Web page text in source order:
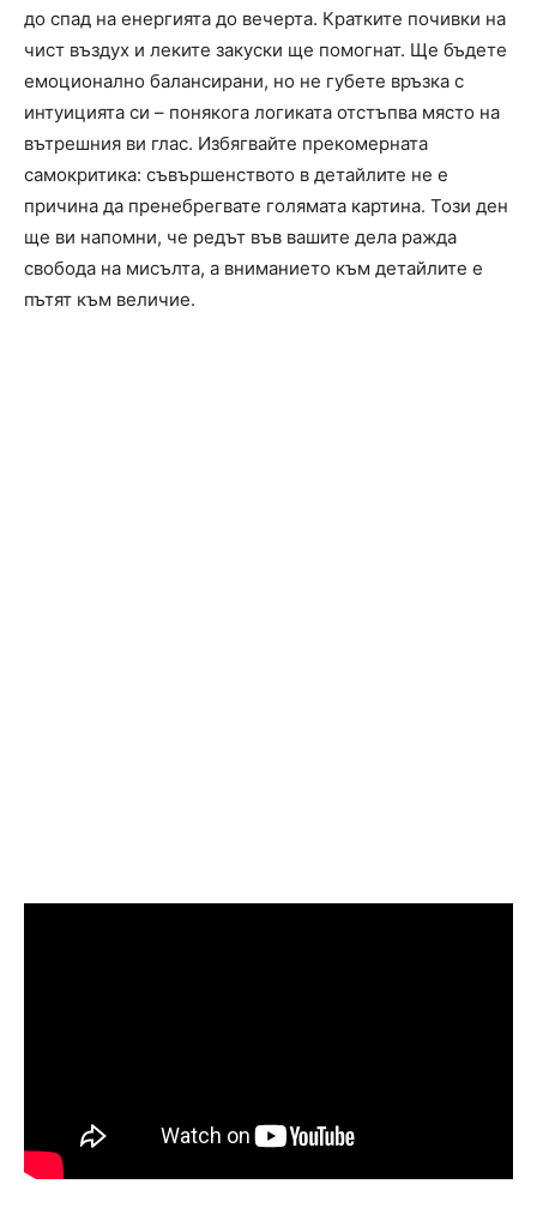
до спад на енергията до вечерта. Кратките почивки на
чист въздух и леките закуски ще помогнат. Ще бъдете
емоционално балансирани, но не губете връзка с
интуицията си – понякога логиката отстъпва място на
вътрешния ви глас. Избягвайте прекомерната
самокритика: съвършенството в детайлите не е
причина да пренебрегвате голямата картина. Този ден
ще ви напомни, че редът във вашите дела ражда
свобода на мисълта, а вниманието към детайлите е
пътят към величие.